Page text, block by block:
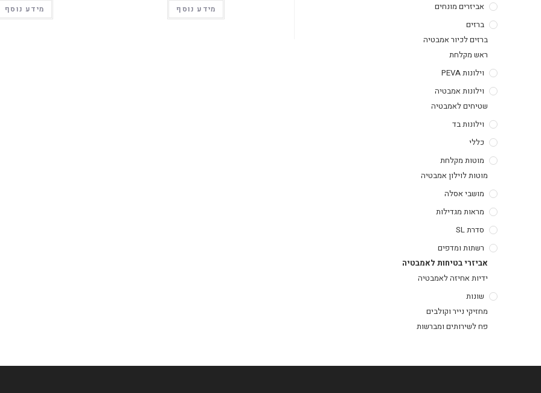
מידע נוסף מידע נוסף
אביזרים מונחים
ברזים
ברזים לכיור אמבטיה
ראש מקלחת
וילונות PEVA
וילונות אמבטיה
שטיחים לאמבטיה
וילונות בד
כללי
מוטות מקלחת
מוטות לוילון אמבטיה
מושבי אסלה
מראות מגדילות
סדרת SL
רשתות ומדפים
אביזרי בטיחות לאמבטיה
ידיות אחיזה לאמבטיה
שונות
מחזיקי נייר וקולבים
פח לשירותים ומברשות